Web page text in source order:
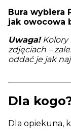
Bura wybiera
jak owocowa
Uwaga!Kolory
zdjęciach –
oddać je jak
Dla
Dla opiekuna,